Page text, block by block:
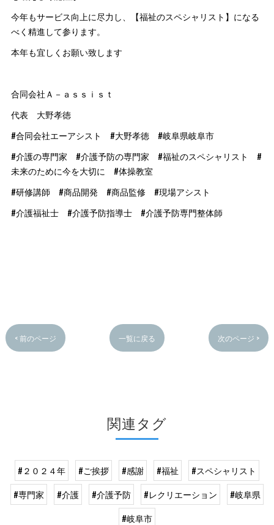
今年もサービス向上に尽力し、【福祉のスペシャリスト】になる
べく精進して参ります。
本年も宜しくお願い致します
合同会社Ａ－ａｓｓｉｓｔ
代表 大野孝徳
#合同会社エーアシスト #大野孝徳 #岐阜県岐阜市
#介護の専門家 #介護予防の専門家 #福祉のスペシャリスト #
未来のために今を大切に #体操教室
#研修講師 #商品開発 #商品監修 #現場アシスト
#介護福祉士 #介護予防指導士 #介護予防専門整体師
< 前のページ 一覧に戻る 次のページ >
関連タグ
#２０２４年 #ご挨拶 #感謝 #福祉
#スペシャリスト
#専門家
#介護 #介護予防 #レクリエーション
#岐阜県
#岐阜市